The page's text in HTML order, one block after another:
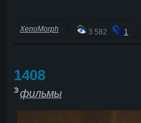
XenoMorph 3 582 1
1408
фильмы